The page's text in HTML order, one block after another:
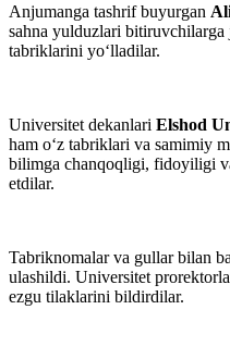
Anjumanga tashrif buyurgan
sahna yulduzlari
tabriklarini yo‘lladilar.
Universitet dekanlari Elshod
ham o‘z tabriklari va samimiy
bilimga chanqoqligi, fidoyiligi
etdilar.
Tabriknomalar va gullar bilan
ulashildi. Universitet
ezgu tilaklarini bildirdilar.